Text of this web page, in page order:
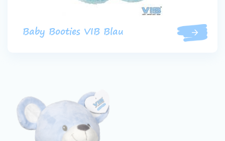
Baby Booties VIB Blau